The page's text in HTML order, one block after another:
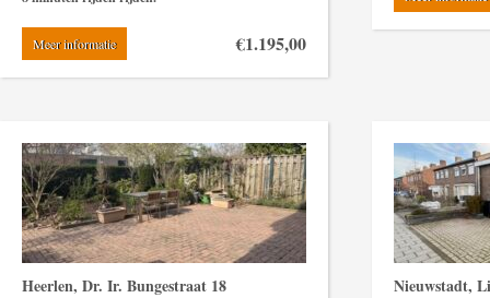
Meer informatie €1.195,00
Heerlen, Dr. Ir. Bungestraat 18 Nieuwstadt,